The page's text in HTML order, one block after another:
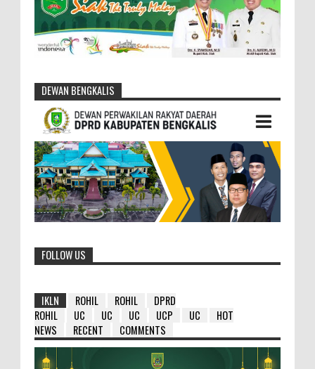
DEWAN BENGKALIS
FOLLOW US
IKLN ROHIL ROHIL
DPRD
ROHIL
UC UC UC UCP UC
HOT
NEWS
RECENT COMMENTS